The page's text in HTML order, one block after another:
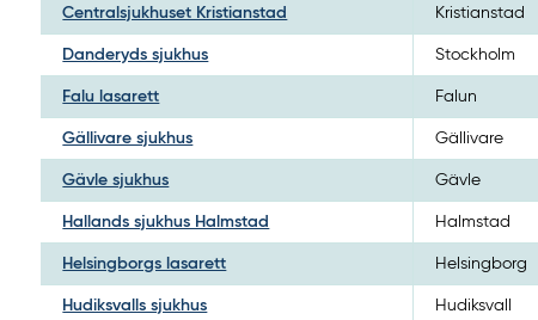
Centralsjukhuset Kristianstad Kristianstad
Danderyds sjukhus Stockholm
Falu lasarett Falun
Gällivare sjukhus Gällivare
Gävle sjukhus Gävle
Hallands sjukhus Halmstad Halmstad
Helsingborgs lasarett Helsingborg
Hudiksvalls sjukhus Hudiksvall